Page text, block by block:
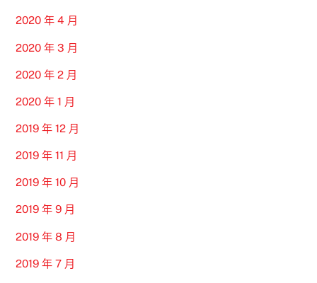
2020 年 4 月
2020 年 3 月
2020 年 2 月
2020 年 1 月
2019 年 12 月
2019 年 11 月
2019 年 10 月
2019 年 9 月
2019 年 8 月
2019 年 7 月